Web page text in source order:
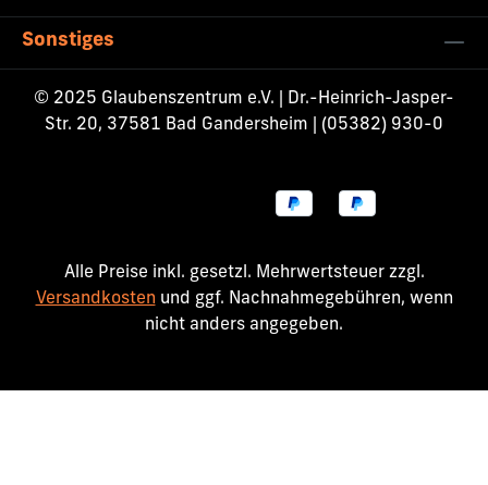
Sonstiges
© 2025 Glaubenszentrum e.V. | Dr.-Heinrich-Jasper-
Str. 20, 37581 Bad Gandersheim | (05382) 930-0
Alle Preise inkl. gesetzl. Mehrwertsteuer zzgl.
Versandkosten und ggf. Nachnahmegebühren, wenn
nicht anders angegeben.